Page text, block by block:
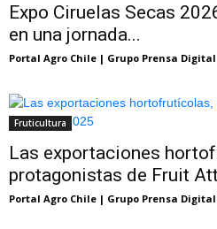
Expo Ciruelas Secas
en una jornada...
Portal Agro Chile | Grupo Prensa Digital
Fruticultura
Las exportaciones
protagonistas de Fruit
Portal Agro Chile | Grupo Prensa Digital